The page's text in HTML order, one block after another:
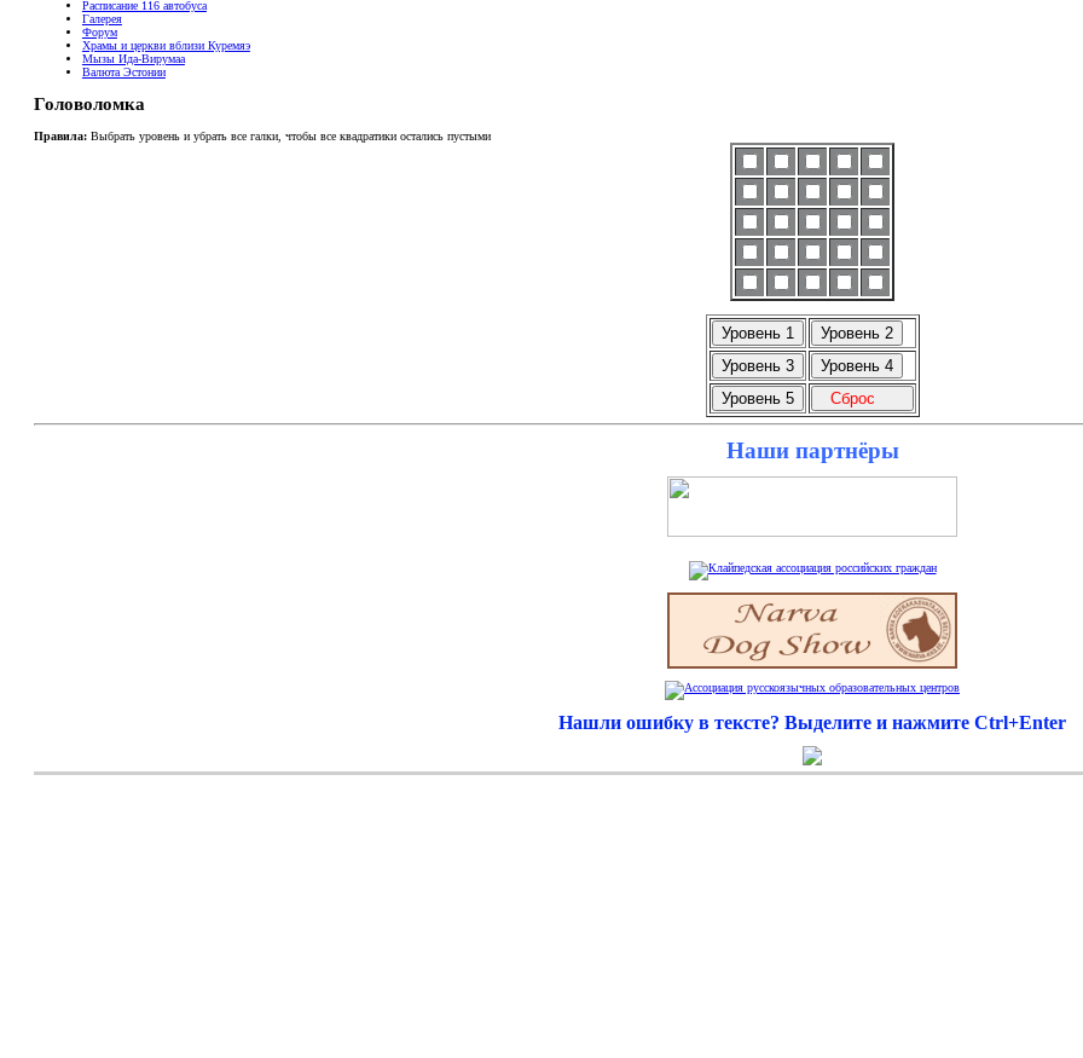
Расписание 116 автобуса
Галерея
Форум
Храмы и церкви вблизи Куремяэ
Мызы Ида-Вирумаа
Валюта Эстонии
Головоломка
Правила:Выбрать уровень и убрать все галки, чтобы все квадратики остались пустыми
Наши партнёры
Нашли ошибку в тексте? Выделите и нажмите Ctrl+Enter